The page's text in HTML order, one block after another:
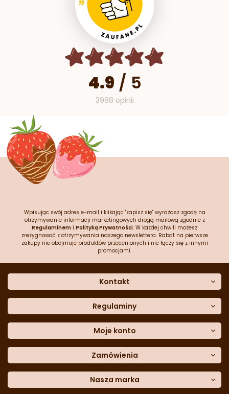
4.9 / 5
3988 opinii
Wpisując swój adres e-mail i klikając "zapisz się" wyrażasz zgodę na
otrzymywanie informacji marketingowych drogą mailową zgodnie z
Regulaminem i Polityką Prywatności. W każdej chwili możesz
zrezygnować z otrzymywania naszego newslettera. Rabat na pierwsze
zakupy nie obejmuje produktów przecenionych i nie łączy się z innymi
promocjami.
Kontakt
Dane kontaktowe
Często zadawane pytania
Sklep stacjonarny
Formularz kontaktowy
Blog
telefon:601 767 272
Regulaminy
Polityka prywatności
Polityka cookies
Polityka reklamacji
Polityka zwrotów
Dostępność cyfrowa
Moje konto
Moje dane
Historia zamówień
Lista ulubionych
Moje rabaty
Zamówienia
Metody płatności
Dane do przelewu
Nasza marka